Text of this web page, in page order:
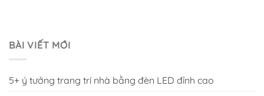
BÀI VIẾT MỚI
5+ ý tưởng trang trí nhà bằng đèn LED đỉnh cao